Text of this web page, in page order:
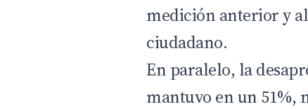
medición anterior y
ciudadano.
En paralelo, la
mantuvo en un 51%,